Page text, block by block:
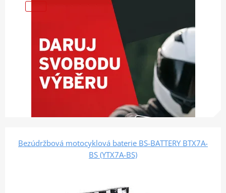
Bezúdržbová motocyklová baterie BS-BATTERY BTX7A-
BS (YTX7A-BS)